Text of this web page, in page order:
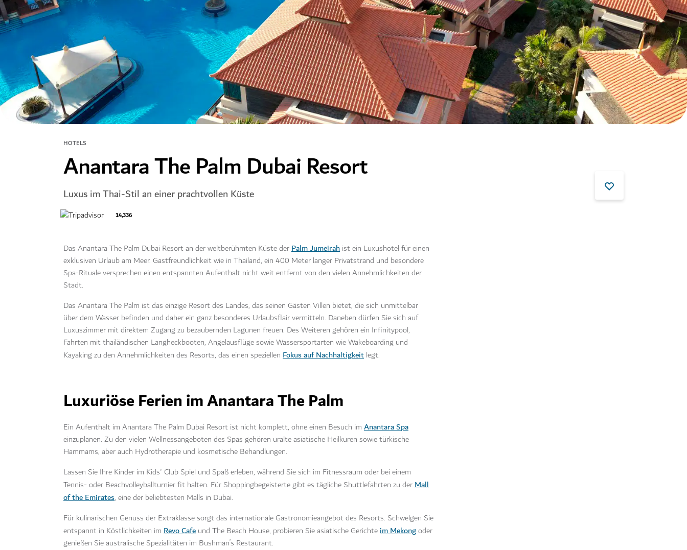
HOTELS
Anantara The Palm Dubai Resort
Luxus im Thai-Stil an einer prachtvollen Küste
14,336
Das Anantara The Palm Dubai Resort an der weltberühmten Küste derPalm Jumeirah ist ein Luxushotel für einen
exklusiven Urlaub am Meer. Gastfreundlichkeit wie in Thailand, ein 400 Meter langer Privatstrand und besondere
Spa-Rituale versprechen einen entspannten Aufenthalt nicht weit entfernt von den vielen Annehmlichkeiten der
Stadt.
Das Anantara The Palm ist das einzige Resort des Landes, das seinen Gästen Villen bietet, die sich unmittelbar
über dem Wasser befinden und daher ein ganz besonderes Urlaubsflair vermitteln. Daneben dürfen Sie sich auf
Luxuszimmer mit direktem Zugang zu bezaubernden Lagunen freuen. Des Weiteren gehören ein Infinitypool,
Fahrten mit thailändischen Langheckbooten, Angelausflüge sowie Wassersportarten wie Wakeboarding und
Kayaking zu den Annehmlichkeiten des Resorts, das einen speziellen Fokus auf Nachhaltigkeit legt.
Luxuriöse Ferien im Anantara The Palm
Ein Aufenthalt im Anantara The Palm Dubai Resort ist nicht komplett, ohne einen Besuch im Anantara Spa
einzuplanen. Zu den vielen Wellnessangeboten des Spas gehören uralte asiatische Heilkuren sowie türkische
Hammams, aber auch Hydrotherapie und kosmetische Behandlungen.
Lassen Sie Ihre Kinder im Kids' Club Spiel und Spaß erleben, während Sie sich im Fitnessraum oder bei einem
Tennis- oder Beachvolleyballturnier fit halten. Für Shoppingbegeisterte gibt es tägliche Shuttlefahrten zu derMall
of the Emirates, eine der beliebtesten Malls in Dubai.
Für kulinarischen Genuss der Extraklasse sorgt das internationale Gastronomieangebot des Resorts. Schwelgen Sie
entspannt in Köstlichkeiten im Revo Cafe und The Beach House, probieren Sie asiatische Gerichteim Mekongoder
genießen Sie australische Spezialitäten im Bushman’s Restaurant.